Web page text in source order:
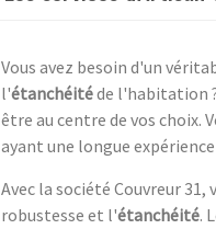
Vous avez besoin d'un
l'étanchéitéde l'habitation
être au centre de vos choix.
ayant une longue
Avec la société Couvreur
robustesse et l'étanchéité.